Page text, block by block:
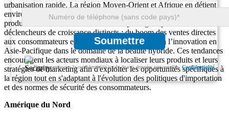
Soumettre
Nous garantissons la confidentialité totale de vos données personnelles.Confidentialité
urbanisation rapide. La région Moyen-Orient et Afrique en détient
environ 7 %, avec une demande croissante de parfums de luxe et de
produits de beauté certifiés halal. Chaque région présente des
déclencheurs de croissance distincts : du boom des ventes directes
aux consommateurs en Amérique du Nord jusqu’à l’innovation en
Asie-Pacifique dans le domaine de la beauté hybride. Ces tendances
encouragent les acteurs mondiaux à localiser leurs produits et leurs
stratégies de marketing afin d'exploiter les opportunités spécifiques à
la région tout en s'adaptant à l'évolution des politiques d'importation
et des normes de sécurité des consommateurs.
Amérique du Nord